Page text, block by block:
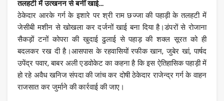
तलहटी में उत्खनन से बनीं खाई…
ठेकेदार आरके गर्ग के इशारे पर श्री राम छज्जा की पहाड़ी के तलहटी में
जेसीबी मशीन से खोखला कर दर्जनों खाई बना दिया है।डंपरों से रोजाना
सैकड़ों टनों कोपरा की खुदाई ढुलाई से पहाड़ की शक्ल सूरत को ही
बदलकर रख दी है।आसपास के रहवासियों रफीक खान, जुबेर खां, पार्षद
उपेंद्र पवार, बाबर अली एडवोकेट का कहना है कि इस ऐतिहासिक पहाड़ी में
हो रहे अवैध खनिज संपदा की जांच कर दोषी ठेकेदार राजेन्द्र गर्ग के वाहन
राजसात कर जुर्माने की कार्रवाई की जाए।